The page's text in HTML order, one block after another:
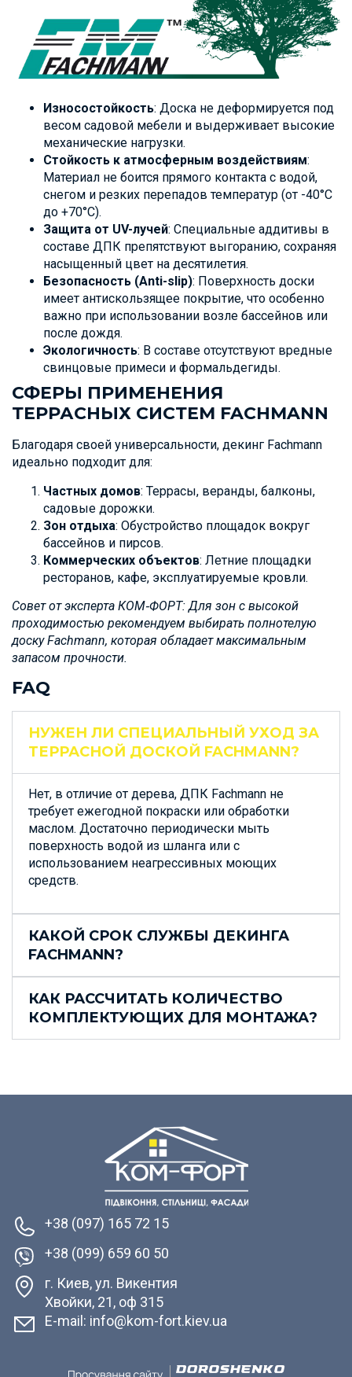
Износостойкость: Доска не деформируется под
весом садовой мебели и выдерживает высокие
механические нагрузки.
Стойкость к атмосферным воздействиям:
Материал не боится прямого контакта с водой,
снегом и резких перепадов температур (от -40°C
до +70°C).
Защита от UV-лучей: Специальные аддитивы в
составе ДПК препятствуют выгоранию, сохраняя
насыщенный цвет на десятилетия.
Безопасность (Anti-slip): Поверхность доски
имеет антискользящее покрытие, что особенно
важно при использовании возле бассейнов или
после дождя.
Экологичность: В составе отсутствуют вредные
свинцовые примеси и формальдегиды.
СФЕРЫ ПРИМЕНЕНИЯ
ТЕРРАСНЫХ СИСТЕМ FACHMANN
Благодаря своей универсальности, декинг Fachmann
идеально подходит для:
Частных домов: Террасы, веранды, балконы,
садовые дорожки.
Зон отдыха: Обустройство площадок вокруг
бассейнов и пирсов.
Коммерческих объектов: Летние площадки
ресторанов, кафе, эксплуатируемые кровли.
Совет от эксперта КОМ‑ФОРТ: Для зон с высокой
проходимостью рекомендуем выбирать полнотелую
доску Fachmann, которая обладает максимальным
запасом прочности.
FAQ
НУЖЕН ЛИ СПЕЦИАЛЬНЫЙ УХОД ЗА
ТЕРРАСНОЙ ДОСКОЙ FACHMANN?
Нет, в отличие от дерева, ДПК Fachmann не
требует ежегодной покраски или обработки
маслом. Достаточно периодически мыть
поверхность водой из шланга или с
использованием неагрессивных моющих
средств.
КАКОЙ СРОК СЛУЖБЫ ДЕКИНГА
FACHMANN?
КАК РАССЧИТАТЬ КОЛИЧЕСТВО
КОМПЛЕКТУЮЩИХ ДЛЯ МОНТАЖА?
+38 (097) 165 72 15
+38 (099) 659 60 50
г. Киев, ул. Викентия
Хвойки, 21, оф 315
E-mail: info@kom-fort.kiev.ua